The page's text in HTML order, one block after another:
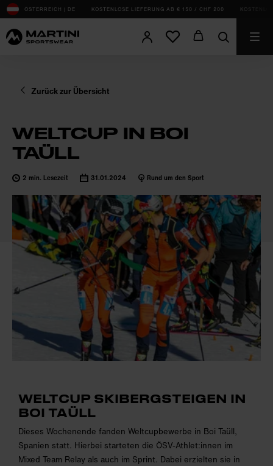
sr.Table Of Content
Weltcup Skibergsteigen in Boi Taüll
Das könnte dich auch interessieren
ÖSTERREICH | DE KOSTENLOSE LIEFERUNG AB € 150 / CHF 200
Zurück zur Übersicht
WELTCUP IN BOI
TAÜLL
2 min. Lesezeit 31.01.2024 Rund um den Sport
WELTCUP SKIBERGSTEIGEN IN
BOI TAÜLL
Dieses Wochenende fanden Weltcupbewerbe in Boi Taüll,
Spanien statt. Hierbei starteten die ÖSV-Athlet:innen im
Mixed Team Relay als auch im Sprint. Dabei erzielten sie in